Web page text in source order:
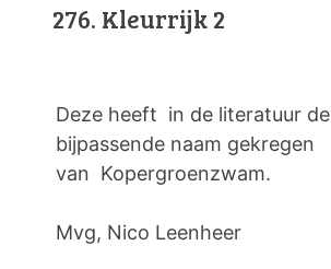
276. Kleurrijk 2
Deze heeft in de literatuur de
bijpassende naam gekregen
van Kopergroenzwam.
Mvg, Nico Leenheer